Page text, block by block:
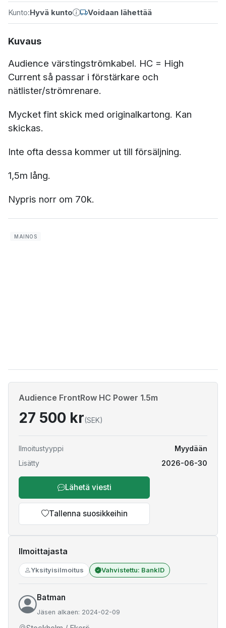
Kunto:Hyvä kunto Voidaan lähettää
Kuvaus
Audience värstingströmkabel. HC = High
Current så passar i förstärkare och
nätlister/strömrenare.
Mycket fint skick med originalkartong. Kan
skickas.
Inte ofta dessa kommer ut till försäljning.
1,5m lång.
Nypris norr om 70k.
Audience FrontRow HC Power 1.5m
27 500 kr(SEK)
Ilmoitustyyppi
Myydään
Lisätty
2026-06-30
Lähetä viesti
Tallenna suosikkeihin
Ilmoittajasta
Yksityisilmoitus Vahvistettu: BankID
Batman
Jäsen alkaen: 2024-02-09